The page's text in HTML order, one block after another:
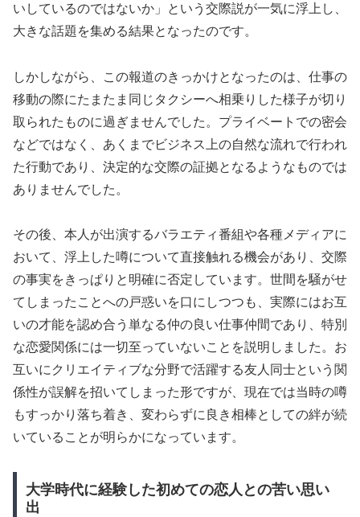
いしているのではないか」という交際説が一気に浮上し、
大きな話題を集める結果となったのです。
しかしながら、この報道のきっかけとなったのは、仕事の
移動の際にたまたま同じタクシーへ相乗りした様子が切り
取られたものに過ぎませんでした。プライベートでの密会
などではなく、あくまでビジネス上の自然な流れで行われ
た行動であり、決定的な交際の証拠となるようなものでは
ありませんでした。
その後、本人が出演するバラエティ番組や各種メディアに
おいて、浮上した噂について直接触れる機会があり、交際
の事実をきっぱりと明確に否定しています。世間を騒がせ
てしまったことへの戸惑いを口にしつつも、実際にはお互
いの才能を認め合う単なる仲の良い仕事仲間であり、特別
な恋愛関係には一切至っていないことを説明しました。お
互いにクリエイティブな分野で活躍する友人同士という関
係性が誤解を招いてしまった形ですが、現在では当時の噂
もすっかり落ち着き、変わらずに良き相棒としての絆が続
いていることが明らかになっています。
大学時代に経験した初めての恋人との苦い思い
出